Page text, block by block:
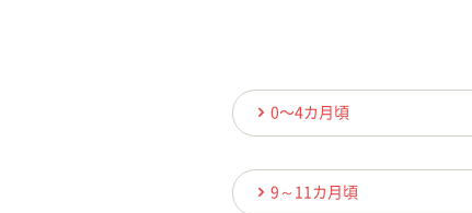
0〜4カ月頃
9～11カ月頃